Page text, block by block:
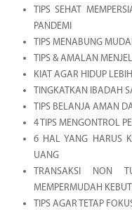
TIPS SEHAT
PANDEMI
TIPS MENABUNG
TIPS & AMALAN
KIAT AGAR HIDUP
TINGKATKAN IBADAH
TIPS BELANJA AMAN
4 TIPS MENGONTROL
6 HAL YANG HARUS
UANG
TRANSAKSI NON
MEMPERMUDAH
TIPS AGAR TETAP